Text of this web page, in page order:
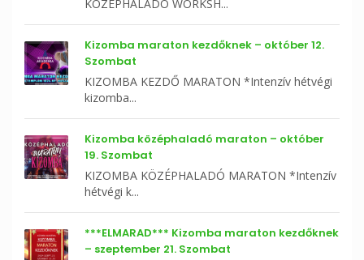
KÖZÉPHALADÓ WORKSH...
Kizomba maraton kezdőknek – október 12.
Szombat
KIZOMBA KEZDŐ MARATON *Intenzív hétvégi
kizomba...
Kizomba középhaladó maraton – október
19. Szombat
KIZOMBA KÖZÉPHALADÓ MARATON *Intenzív
hétvégi k...
***ELMARAD*** Kizomba maraton kezdőknek
– szeptember 21. Szombat